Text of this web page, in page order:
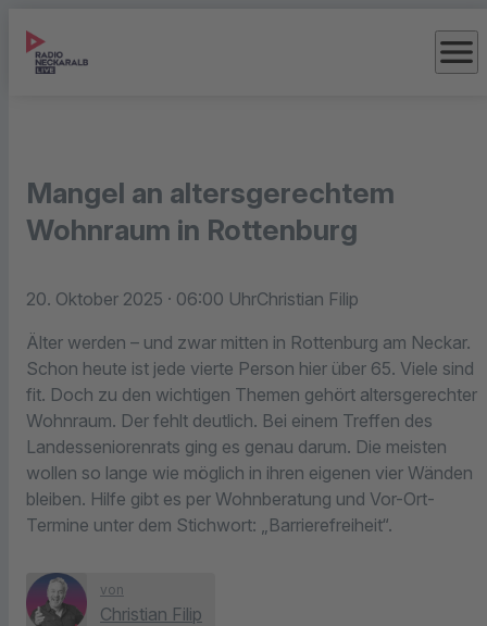
menu
Mangel an altersgerechtem
Wohnraum in Rottenburg
20. Oktober 2025 · 06:00 UhrChristian Filip
Älter werden – und zwar mitten in Rottenburg am Neckar.
Schon heute ist jede vierte Person hier über 65. Viele sind
fit. Doch zu den wichtigen Themen gehört altersgerechter
Wohnraum. Der fehlt deutlich. Bei einem Treffen des
Landesseniorenrats ging es genau darum. Die meisten
wollen so lange wie möglich in ihren eigenen vier Wänden
bleiben. Hilfe gibt es per Wohnberatung und Vor-Ort-
Termine unter dem Stichwort: „Barrierefreiheit“.
von
Christian Filip